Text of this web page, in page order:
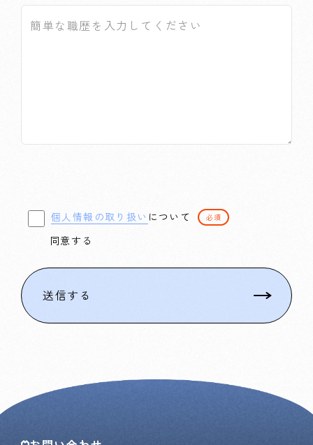
個人情報の取り扱い について
同意する
必須